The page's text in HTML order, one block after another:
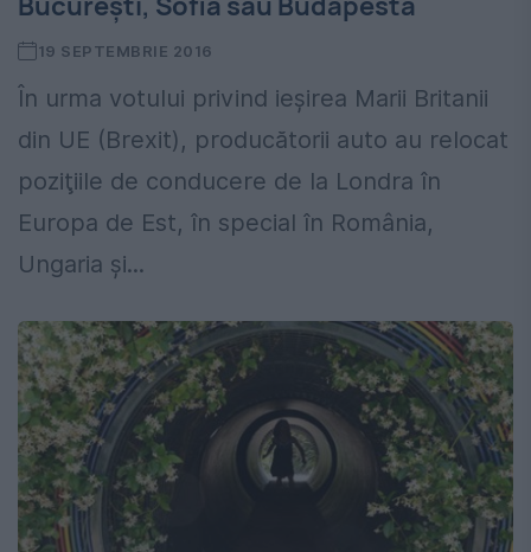
19 SEPTEMBRIE 2016
În urma votului privind ieşirea Marii Britanii
din UE (Brexit), producătorii auto au relocat
poziţiile de conducere de la Londra în
Europa de Est, în special în România,
Ungaria şi...